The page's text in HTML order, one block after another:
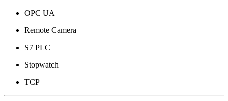
OPC UA
Remote Camera
S7 PLC
Stopwatch
TCP